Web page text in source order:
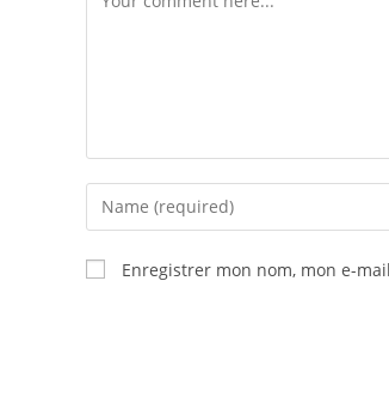
Enregistrer mon nom, mon e-